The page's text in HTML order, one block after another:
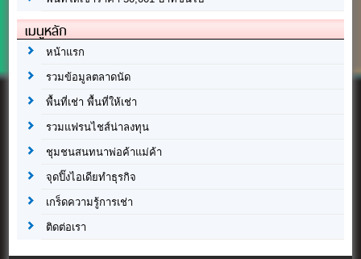
เมนูหลัก
หน้าแรก
รวมข้อมูลตลาดนัด
พื้นที่เช่า พื้นที่ให้เช่า
รวมแฟรนไชส์น่าลงทุน
ชุมชนสนทนาพ่อค้าแม่ค้า
จุดปิ๊งไอเดียทำธุรกิจ
เกร็ดความรู้การเช่า
ติดต่อเรา